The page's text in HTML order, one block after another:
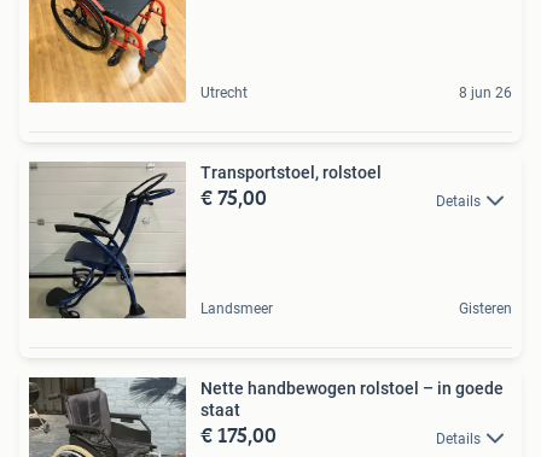
Utrecht 8 jun 26
Transportstoel, rolstoel
€ 75,00 Details
Landsmeer Gisteren
Nette handbewogen rolstoel – in goede
staat
€ 175,00 Details